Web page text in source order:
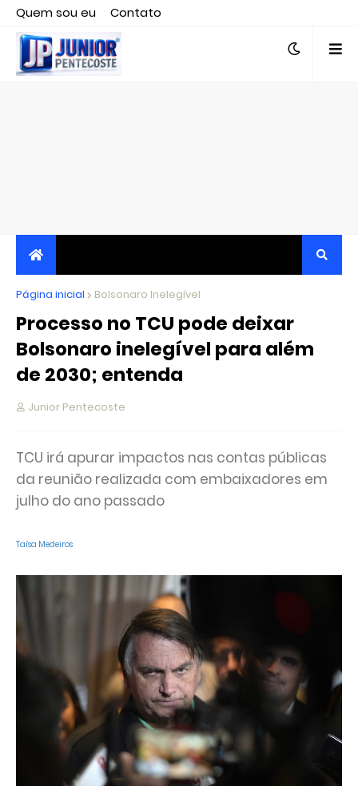
Quem sou eu
Contato
Editor responsável, jornalista Clovis Almeida.
JORNALISMO INDEPENDENTE, TRANSPARENTE E
CRÍTICO
Página inicial Bolsonaro Inelegível
Processo no TCU pode deixar
Bolsonaro inelegível para além
de 2030; entenda
Junior Pentecoste
TCU irá apurar impactos nas contas públicas
da reunião realizada com embaixadores em
julho do ano passado
Taísa Medeiros